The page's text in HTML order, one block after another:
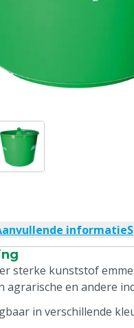
informatie
sterke kunststof
agrarische en andere
in verschillende